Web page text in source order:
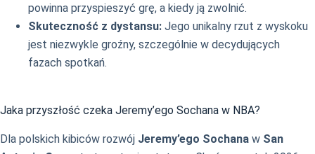
powinna przyspieszyć grę, a kiedy ją zwolnić.
Skuteczność z dystansu: Jego unikalny rzut z wyskoku
jest niezwykle groźny, szczególnie w decydujących
fazach spotkań.
Jaka przyszłość czeka Jeremy’ego Sochana w NBA?
Dla polskich kibiców rozwój Jeremy’ego Sochana w San